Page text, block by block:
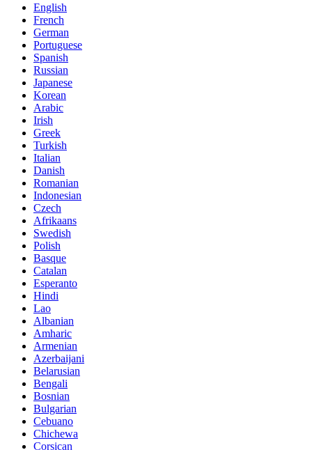
English
French
German
Portuguese
Spanish
Russian
Japanese
Korean
Arabic
Irish
Greek
Turkish
Italian
Danish
Romanian
Indonesian
Czech
Afrikaans
Swedish
Polish
Basque
Catalan
Esperanto
Hindi
Lao
Albanian
Amharic
Armenian
Azerbaijani
Belarusian
Bengali
Bosnian
Bulgarian
Cebuano
Chichewa
Corsican